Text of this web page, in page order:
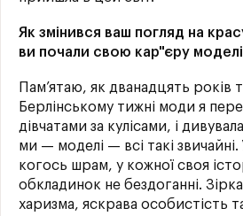
Як змінився ваш погляд на
ви почали свою кар"єру
Пам’ятаю, як дванадцять років
Берлінському тижні моди я
дівчатами за кулісами, і
ми — моделі — всі такі
когось шрам, у кожної своя
обкладинок не бездоганні.
харизма, яскрава особистість